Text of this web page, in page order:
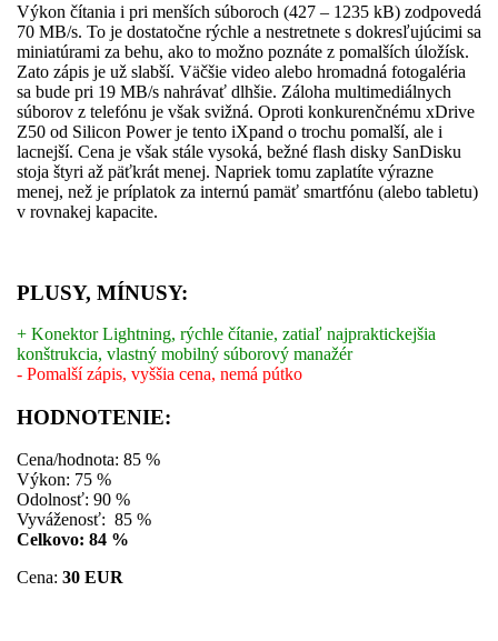
Výkon čítania i pri menších súboroch (427 – 1235 kB) zodpovedá
70 MB/s. To je dostatočne rýchle a nestretnete s dokresľujúcimi sa
miniatúrami za behu, ako to možno poznáte z pomalších úložísk.
Zato zápis je už slabší. Väčšie video alebo hromadná fotogaléria
sa bude pri 19 MB/s nahrávať dlhšie. Záloha multimediálnych
súborov z telefónu je však svižná. Oproti konkurenčnému xDrive
Z50 od Silicon Power je tento iXpand o trochu pomalší, ale i
lacnejší. Cena je však stále vysoká, bežné flash disky SanDisku
stoja štyri až päťkrát menej. Napriek tomu zaplatíte výrazne
menej, než je príplatok za internú pamäť smartfónu (alebo tabletu)
v rovnakej kapacite.
PLUSY, MÍNUSY:
+ Konektor Lightning, rýchle čítanie, zatiaľ najpraktickejšia
konštrukcia, vlastný mobilný súborový manažér
- Pomalší zápis, vyššia cena, nemá pútko
HODNOTENIE:
Cena/hodnota: 85 %
Výkon: 75 %
Odolnosť: 90 %
Vyváženosť: 85 %
Celkovo: 84 %
Cena: 30 EUR